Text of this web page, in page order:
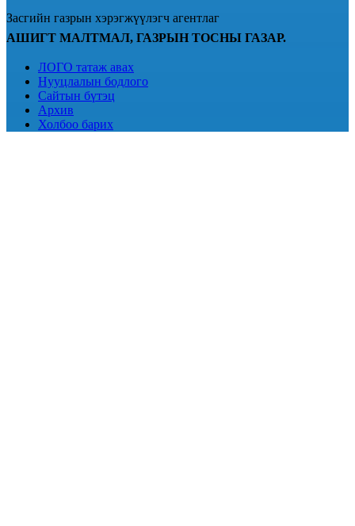
Засгийн газрын хэрэгжүүлэгч агентлаг
АШИГТ МАЛТМАЛ, ГАЗРЫН ТОСНЫ ГАЗАР.
ЛОГО татаж авах
Нууцлалын бодлого
Сайтын бүтэц
Архив
Холбоо барих